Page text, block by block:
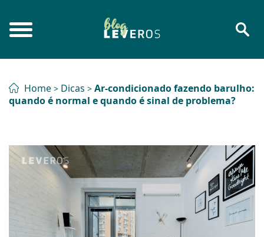
Home > Dicas > Ar-condicionado fazendo barulho:
quando é normal e quando é sinal de problema?